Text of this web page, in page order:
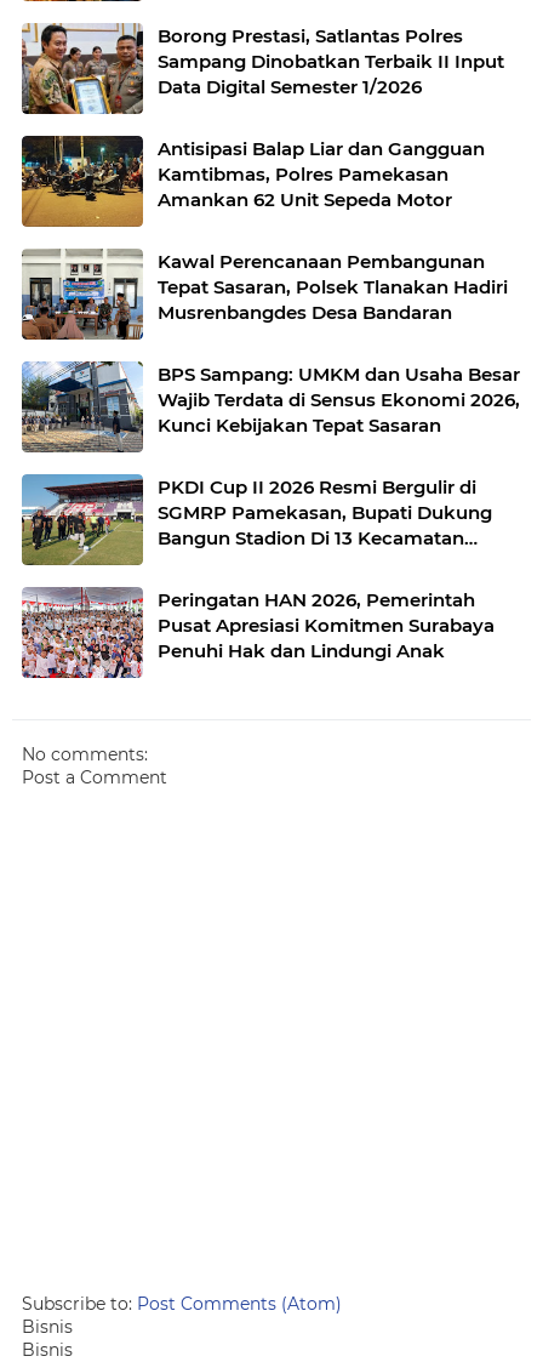
Borong Prestasi, Satlantas Polres
Sampang Dinobatkan Terbaik II Input
Data Digital Semester 1/2026
Antisipasi Balap Liar dan Gangguan
Kamtibmas, Polres Pamekasan
Amankan 62 Unit Sepeda Motor
Kawal Perencanaan Pembangunan
Tepat Sasaran, Polsek Tlanakan Hadiri
Musrenbangdes Desa Bandaran
BPS Sampang: UMKM dan Usaha Besar
Wajib Terdata di Sensus Ekonomi 2026,
Kunci Kebijakan Tepat Sasaran
PKDI Cup II 2026 Resmi Bergulir di
SGMRP Pamekasan, Bupati Dukung
Bangun Stadion Di 13 Kecamatan
Peringatan HAN 2026, Pemerintah
Pusat Apresiasi Komitmen Surabaya
Penuhi Hak dan Lindungi Anak
No comments:
Post a Comment
Subscribe to: Post Comments (Atom)
Bisnis
Bisnis